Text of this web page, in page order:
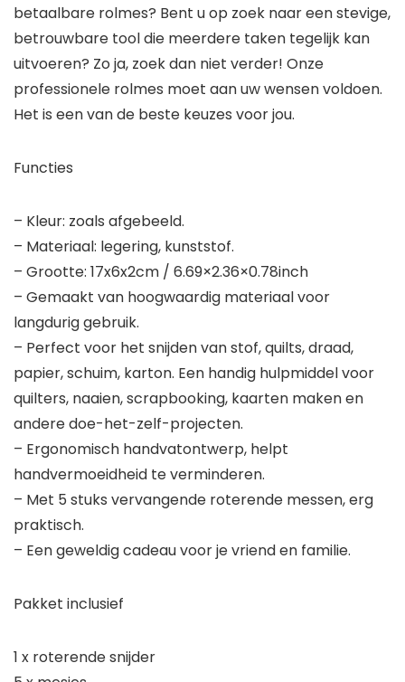
betaalbare rolmes? Bent u op zoek naar een stevige,
betrouwbare tool die meerdere taken tegelijk kan
uitvoeren? Zo ja, zoek dan niet verder! Onze
professionele rolmes moet aan uw wensen voldoen.
Het is een van de beste keuzes voor jou.
Functies
– Kleur: zoals afgebeeld.
– Materiaal: legering, kunststof.
– Grootte: 17x6x2cm / 6.69×2.36×0.78inch
– Gemaakt van hoogwaardig materiaal voor
langdurig gebruik.
– Perfect voor het snijden van stof, quilts, draad,
papier, schuim, karton. Een handig hulpmiddel voor
quilters, naaien, scrapbooking, kaarten maken en
andere doe-het-zelf-projecten.
– Ergonomisch handvatontwerp, helpt
handvermoeidheid te verminderen.
– Met 5 stuks vervangende roterende messen, erg
praktisch.
– Een geweldig cadeau voor je vriend en familie.
Pakket inclusief
1 x roterende snijder